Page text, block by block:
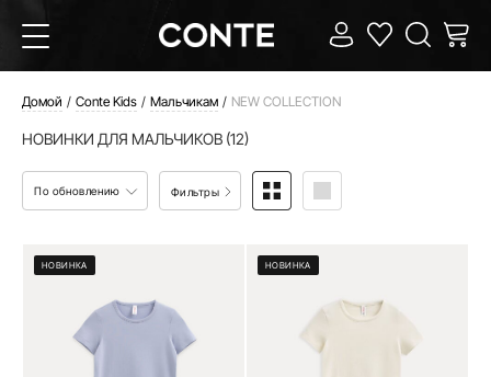
Домой Conte Kids Мальчикам NEW COLLECTION
НОВИНКИ ДЛЯ МАЛЬЧИКОВ (12)
По обновлению Фильтры
НОВИНКА НОВИНКА